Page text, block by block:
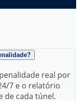
real por
7 e o relatório
de cada túnel.